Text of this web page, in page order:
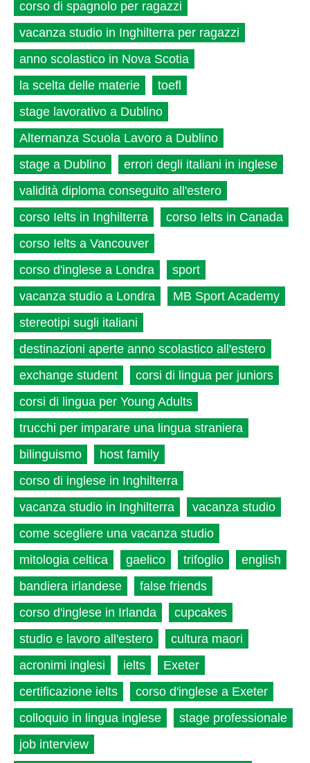
corso di spagnolo per ragazzi
vacanza studio in Inghilterra per ragazzi
anno scolastico in Nova Scotia
la scelta delle materie
toefl
stage lavorativo a Dublino
Alternanza Scuola Lavoro a Dublino
stage a Dublino
errori degli italiani in inglese
validità diploma conseguito all'estero
corso Ielts in Inghilterra
corso Ielts in Canada
corso Ielts a Vancouver
corso d'inglese a Londra
sport
vacanza studio a Londra
MB Sport Academy
stereotipi sugli italiani
destinazioni aperte anno scolastico all'estero
exchange student
corsi di lingua per juniors
corsi di lingua per Young Adults
trucchi per imparare una lingua straniera
bilinguismo
host family
corso di inglese in Inghilterra
vacanza studio in Inghilterra
vacanza studio
come scegliere una vacanza studio
mitologia celtica
gaelico trifoglio
english
bandiera irlandese
false friends
corso d'inglese in Irlanda
cupcakes
studio e lavoro all'estero
cultura maori
acronimi inglesi
ielts
Exeter
certificazione ielts
corso d'inglese a Exeter
colloquio in lingua inglese
stage professionale
job interview